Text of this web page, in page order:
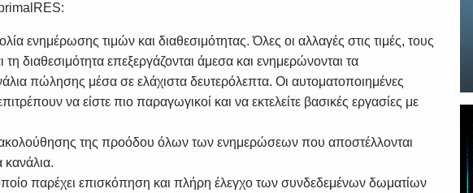
ενημέρωσης τιμών και διαθεσιμότητας. Όλες οι αλλαγές στις τιμές, τους
τη διαθεσιμότητα επεξεργάζονται άμεσα και ενημερώνονται τα
πώλησης μέσα σε ελάχιστα δευτερόλεπτα. Οι αυτοματοποιημένες
να είστε πιο παραγωγικοί και να εκτελείτε βασικές εργασίες με
της προόδου όλων των ενημερώσεων που αποστέλλονται
κανάλια.
παρέχει επισκόπηση και πλήρη έλεγχο των συνδεδεμένων δωματίων